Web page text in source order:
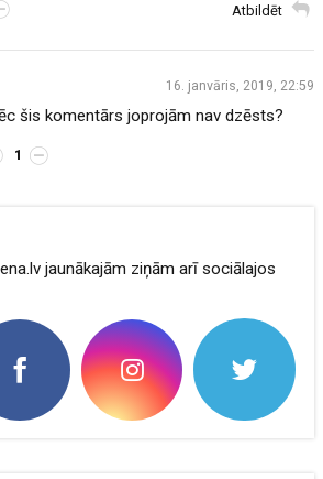
Atbildēt
16. janvāris, 2019, 22:59
šis komentārs joprojām nav dzēsts?
1
jaunākajām ziņām arī sociālajos